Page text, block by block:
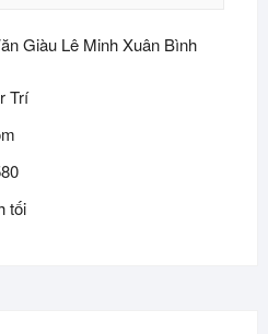
Giàu Lê Minh Xuân Bình
Trí
tối